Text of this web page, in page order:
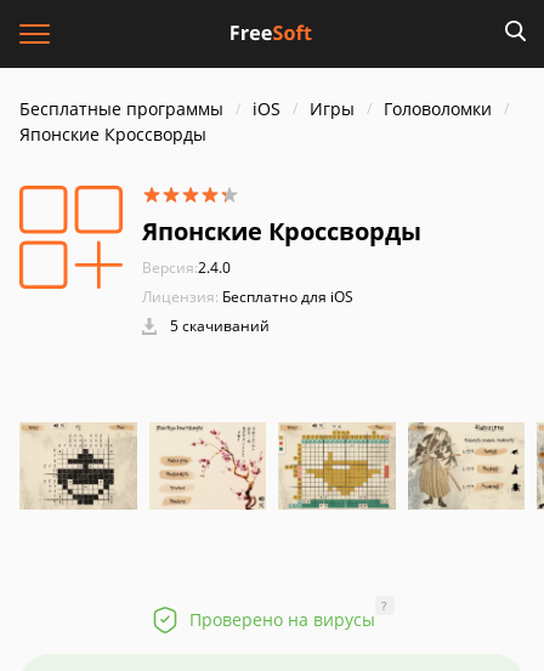
Бесплатные программы iOS Игры
Головоломки
Японские Кроссворды
Японские Кроссворды
Версия:2.4.0
Лицензия: Бесплатно для iOS
5 скачиваний
Проверено на вирусы
?